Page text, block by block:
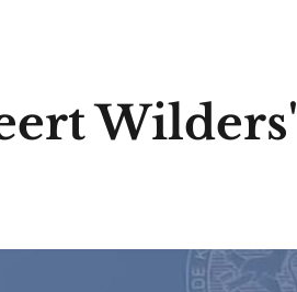
Wilders'